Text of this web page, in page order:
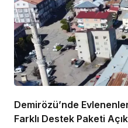
Demirözü’nde
Farklı Destek Paketi